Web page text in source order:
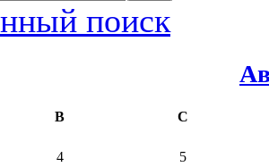
поиск
В С
4
5